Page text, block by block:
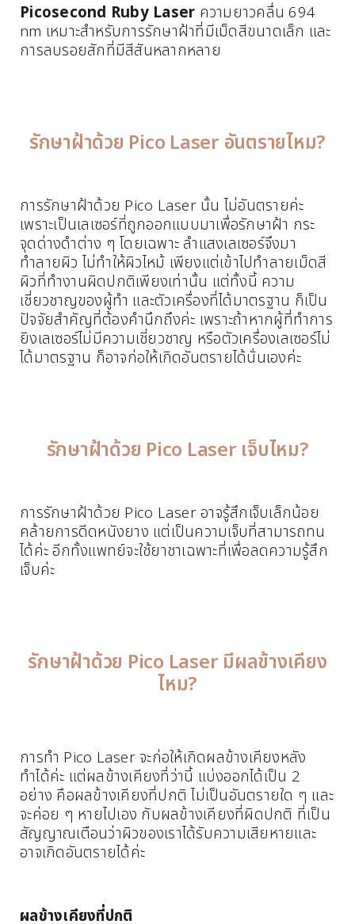
Picosecond Ruby Laser ความยาวคลื่น 694
nm เหมาะสำหรับการรักษาฝ้าที่มีเม็ดสีขนาดเล็ก และ
การลบรอยสักที่มีสีสันหลากหลาย
รักษาฝ้าด้วย Pico Laser อันตรายไหม?
การรักษาฝ้าด้วย Pico Laser นั้น ไม่อันตรายค่ะ
เพราะเป็นเลเซอร์ที่ถูกออกแบบมาเพื่อรักษาฝ้า กระ
จุดด่างดำต่าง ๆ โดยเฉพาะ ลำแสงเลเซอร์จึงมา
ทำลายผิว ไม่ทำให้ผิวไหม้ เพียงแต่เข้าไปทำลายเม็ดสี
ผิวที่ทำงานผิดปกติเพียงเท่านั้น แต่ทั้งนี้ ความ
เชี่ยวชาญของผู้ทำ และตัวเครื่องที่ได้มาตรฐาน ก็เป็น
ปัจจัยสำคัญที่ต้องคำนึกถึงค่ะ เพราะถ้าหากผู้ที่ทำการ
ยิงเลเซอร์ไม่มีความเชี่ยวชาญ หรือตัวเครื่องเลเซอร์ไม่
ได้มาตรฐาน ก็อาจก่อให้เกิดอันตรายได้นั่นเองค่ะ
รักษาฝ้าด้วย Pico Laser เจ็บไหม?
การรักษาฝ้าด้วย Pico Laser อาจรู้สึกเจ็บเล็กน้อย
คล้ายการดีดหนังยาง แต่เป็นความเจ็บที่สามารถทน
ได้ค่ะ อีกทั้งแพทย์จะใช้ยาชาเฉพาะที่เพื่อลดความรู้สึก
เจ็บค่ะ
รักษาฝ้าด้วย Pico Laser มีผลข้างเคียง
ไหม?
การทำ Pico Laser จะก่อให้เกิดผลข้างเคียงหลัง
ทำได้ค่ะ แต่ผลข้างเคียงที่ว่านี้ แบ่งออกได้เป็น 2
อย่าง คือผลข้างเคียงที่ปกติ ไม่เป็นอันตรายใด ๆ และ
จะค่อย ๆ หายไปเอง กับผลข้างเคียงที่ผิดปกติ ที่เป็น
สัญญาณเตือนว่าผิวของเราได้รับความเสียหายและ
อาจเกิดอันตรายได้ค่ะ
ผลข้างเคียงที่ปกติ